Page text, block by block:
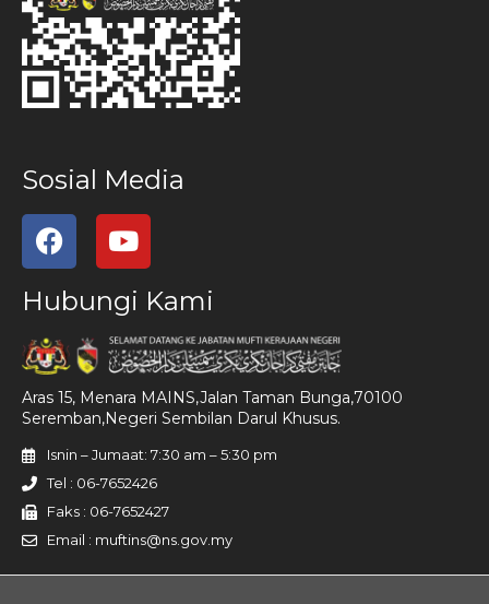
Sosial Media
Hubungi Kami
Aras 15, Menara MAINS,Jalan Taman Bunga,70100
Seremban,Negeri Sembilan Darul Khusus.
Isnin – Jumaat: 7:30 am – 5:30 pm
Tel : 06-7652426
Faks : 06-7652427
Email : muftins@ns.gov.my